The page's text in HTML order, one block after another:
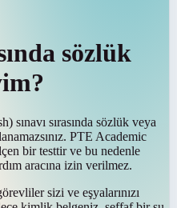
sözlük
sınavı sırasında sözlük veya
PTE Academic
bir testtir ve bu nedenle
aracına izin verilmez.
sizi ve eşyalarınızı